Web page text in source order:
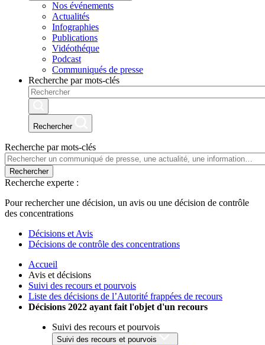
Nos événements
Actualités
Infographies
Publications
Vidéothéque
Podcast
Communiqués de presse
Recherche par mots-clés
Rechercher
Recherche par mots-clés
Rechercher
Recherche experte :
Pour rechercher une décision, un avis ou une décision de contrôle
des concentrations
Décisions et Avis
Décisions de contrôle des concentrations
Accueil
Avis et décisions
Suivi des recours et pourvois
Liste des décisions de l’Autorité frappées de recours
Décisions 2022 ayant fait l'objet d'un recours
Suivi des recours et pourvois
Suivi des recours et pourvois